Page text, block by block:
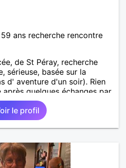
ans recherche rencontre
de St Péray, recherche
sérieuse, basée sur la
d' aventure d'un soir). Rien
quelques échanges par
si il y a un feeling entre les
Au plaisir de se
le profil